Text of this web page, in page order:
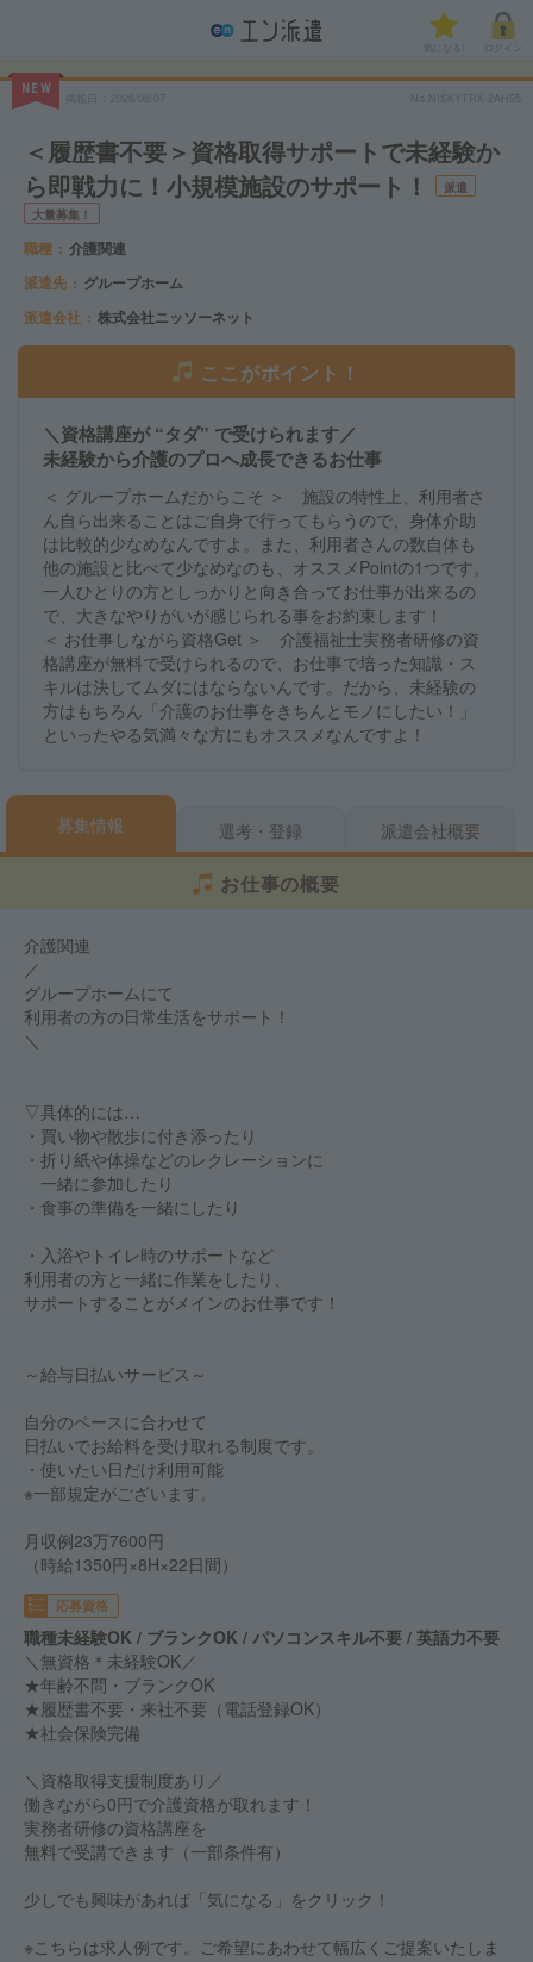
気になる!
NEW
No.NISKYTRK-2AH95
＜履歴書不要＞資格取得サポートで未経験か
ら即戦力に！小規模施設のサポート！
派遣
大量募集！
職種
介護関連
派遣先
グループホーム
派遣会社
株式会社ニッソーネット
ここがポイント！
＼資格講座が “タダ” で受けられます／
未経験から介護のプロへ成長できるお仕事
＜ グループホームだからこそ ＞ 施設の特性上、利用者さ
ん自ら出来ることはご自身で行ってもらうので、身体介助
は比較的少なめなんですよ。また、利用者さんの数自体も
他の施設と比べて少なめなのも、オススメPointの1つです。
一人ひとりの方としっかりと向き合ってお仕事が出来るの
で、大きなやりがいが感じられる事をお約束します！
＜ お仕事しながら資格Get ＞ 介護福祉士実務者研修の資
格講座が無料で受けられるので、お仕事で培った知識・ス
キルは決してムダにはならないんです。だから、未経験の
方はもちろん「介護のお仕事をきちんとモノにしたい！」
といったやる気満々な方にもオススメなんですよ！
募集情報 選考・登録 派遣会社概要
お仕事の概要
介護関連
／
グループホームにて
利用者の方の日常生活をサポート！
＼
▽具体的には…
・買い物や散歩に付き添ったり
・折り紙や体操などのレクレーションに
一緒に参加したり
・食事の準備を一緒にしたり
・入浴やトイレ時のサポートなど
利用者の方と一緒に作業をしたり、
サポートすることがメインのお仕事です！
～給与日払いサービス～
自分のペースに合わせて
日払いでお給料を受け取れる制度です。
・使いたい日だけ利用可能
※一部規定がございます。
月収例23万7600円
（時給1350円×8H×22日間）
応募資格
職種未経験OK / ブランクOK / パソコンスキル不要 / 英語力不要
＼無資格＊未経験OK／
★年齢不問・ブランクOK
★履歴書不要・来社不要（電話登録OK）
★社会保険完備
＼資格取得支援制度あり／
働きながら0円で介護資格が取れます！
実務者研修の資格講座を
無料で受講できます（一部条件有）
少しでも興味があれば「気になる」をクリック！
※こちらは求人例です。ご希望にあわせて幅広くご提案いたしま